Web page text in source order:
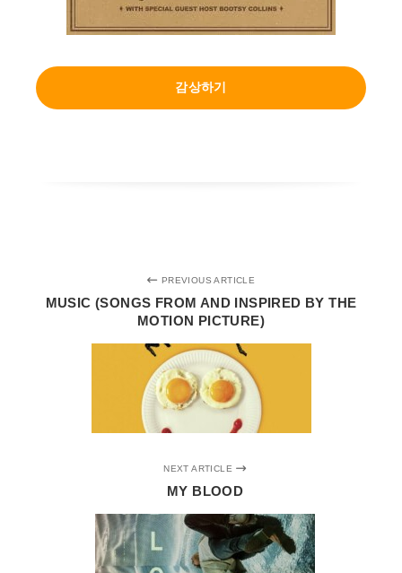
감상하기
PREVIOUS ARTICLE
MUSIC (SONGS FROM AND INSPIRED BY THE
MOTION PICTURE)
NEXT ARTICLE
MY BLOOD